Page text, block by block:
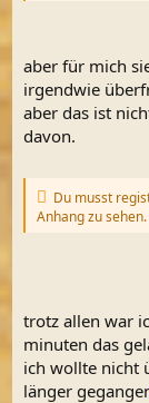
aber für mich
irgendwie
aber das ist
davon.
Du musst
Anhang zu sehen.
trotz allen war
minuten das
ich wollte nicht
länger